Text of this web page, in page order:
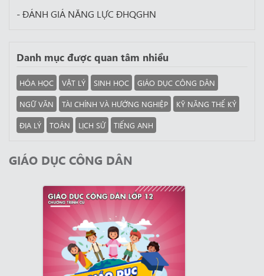
- ĐÁNH GIÁ NĂNG LỰC ĐHQGHN
Danh mục được quan tâm nhiều
HÓA HỌC VẬT LÝ SINH HỌC
GIÁO DỤC CÔNG DÂN
NGỮ VĂN
TÀI CHÍNH VÀ HƯỚNG NGHIỆP
KỸ NĂNG THẾ KỶ
ĐỊA LÝ
TOÁN LỊCH SỬ TIẾNG ANH
GIÁO DỤC CÔNG DÂN